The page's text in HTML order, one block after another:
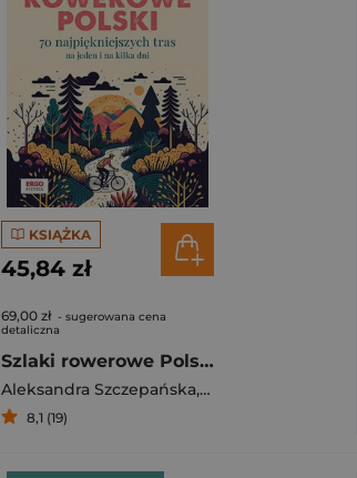
KSIĄŻKA
45,84 zł
69,00 zł - sugerowana cena
detaliczna
Szlaki rowerowe Polski. 70 najpiękniejszych tras na jeden i na kilka dni
Aleksandra Szczepańska, Daniel Sienkiewicz
8,1 (19)